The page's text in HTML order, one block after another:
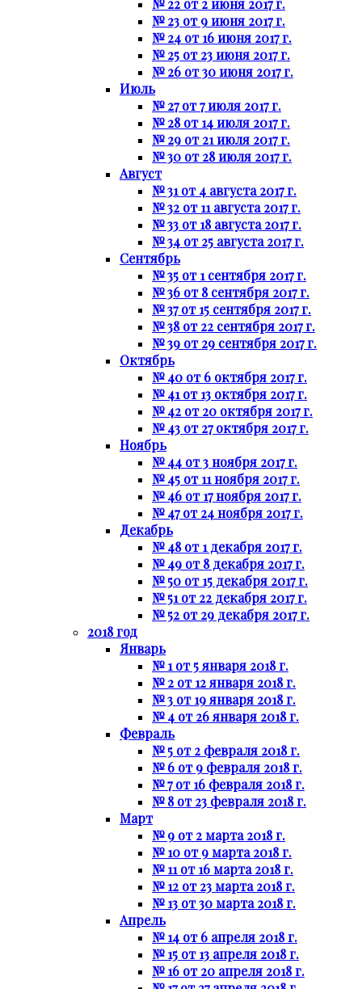
№ 22 от 2 июня 2017 г.
№ 23 от 9 июня 2017 г.
№ 24 от 16 июня 2017 г.
№ 25 от 23 июня 2017 г.
№ 26 от 30 июня 2017 г.
Июль
№ 27 от 7 июля 2017 г.
№ 28 от 14 июля 2017 г.
№ 29 от 21 июля 2017 г.
№ 30 от 28 июля 2017 г.
Август
№ 31 от 4 августа 2017 г.
№ 32 от 11 августа 2017 г.
№ 33 от 18 августа 2017 г.
№ 34 от 25 августа 2017 г.
Сентябрь
№ 35 от 1 сентября 2017 г.
№ 36 от 8 сентября 2017 г.
№ 37 от 15 сентября 2017 г.
№ 38 от 22 сентября 2017 г.
№ 39 от 29 сентября 2017 г.
Октябрь
№ 40 от 6 октября 2017 г.
№ 41 от 13 октября 2017 г.
№ 42 от 20 октября 2017 г.
№ 43 от 27 октября 2017 г.
Ноябрь
№ 44 от 3 ноября 2017 г.
№ 45 от 11 ноября 2017 г.
№ 46 от 17 ноября 2017 г.
№ 47 от 24 ноября 2017 г.
Декабрь
№ 48 от 1 декабря 2017 г.
№ 49 от 8 декабря 2017 г.
№ 50 от 15 декабря 2017 г.
№ 51 от 22 декабря 2017 г.
№ 52 от 29 декабря 2017 г.
2018 год
Январь
№ 1 от 5 января 2018 г.
№ 2 от 12 января 2018 г.
№ 3 от 19 января 2018 г.
№ 4 от 26 января 2018 г.
Февраль
№ 5 от 2 февраля 2018 г.
№ 6 от 9 февраля 2018 г.
№ 7 от 16 февраля 2018 г.
№ 8 от 23 февраля 2018 г.
Март
№ 9 от 2 марта 2018 г.
№ 10 от 9 марта 2018 г.
№ 11 от 16 марта 2018 г.
№ 12 от 23 марта 2018 г.
№ 13 от 30 марта 2018 г.
Апрель
№ 14 от 6 апреля 2018 г.
№ 15 от 13 апреля 2018 г.
№ 16 от 20 апреля 2018 г.